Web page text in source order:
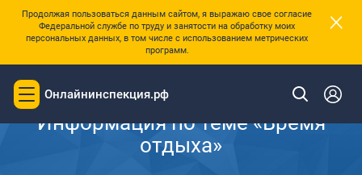
Продолжая пользоваться данным сайтом, я выражаю свое согласие
Федеральной службе по труду и занятости на обработку моих
персональных данных, в том числе с использованием метрических
программ.
×
Toggle
navigation
Онлайнинспекция.рф
Главная
Информация по теме «Время
отдыха»